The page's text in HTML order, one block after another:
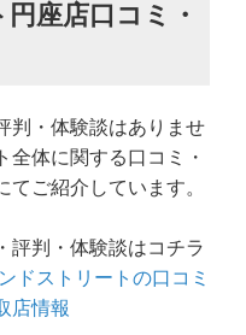
座店口コミ・
判・体験談はありませ
全体に関する口コミ・
ご紹介しています。
評判・体験談はコチラ
ドストリートの口コミ
店情報